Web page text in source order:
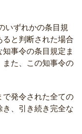
ずれかの条目規
と判断された場合
事令の条目規定ま
た、この知事令の
発令された全ての
、引き続き完全な